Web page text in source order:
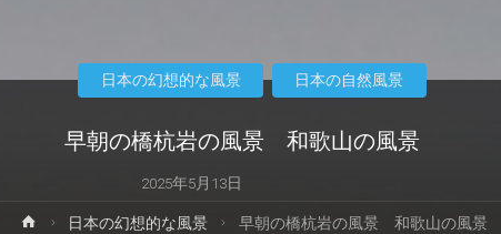
早朝の橋杭岩の風景 和歌山の風景
2025年5月13日
日本の幻想的な風景 日本の自然風景
ホ
日本の幻想的な風景 早朝の橋杭岩の風景 和歌山の風景